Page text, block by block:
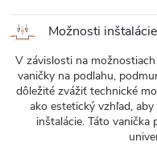
Možnosti inštalácie
V závislosti na
vaničky na podlahu,
dôležité zvážiť technické
ako estetický vzhľad,
inštalácie. Táto